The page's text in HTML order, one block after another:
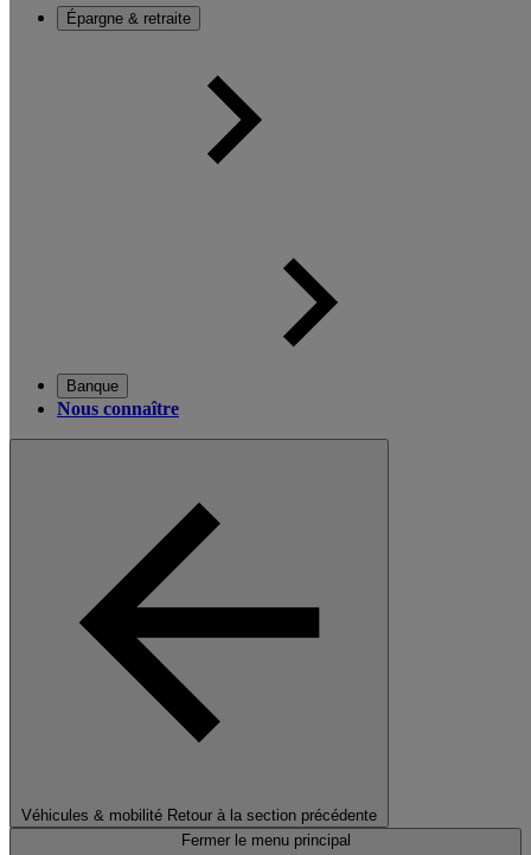
Épargne & retraite
Banque
Nous connaître
Véhicules & mobilité Retour à la section précédente
Fermer le menu principal